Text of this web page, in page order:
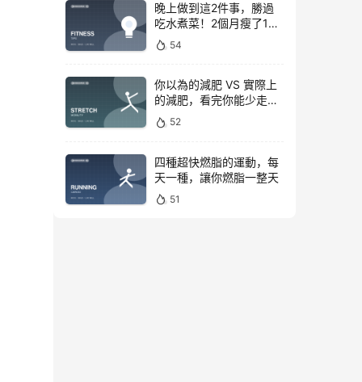
晚上做到這2件事，勝過
吃水煮菜！2個月瘦了15
斤，腰圍下降6cm
54
你以為的減肥 VS 實際上
的減肥，看完你能少走彎
路
52
四種超快燃脂的運動，每
天一種，讓你燃脂一整天
51